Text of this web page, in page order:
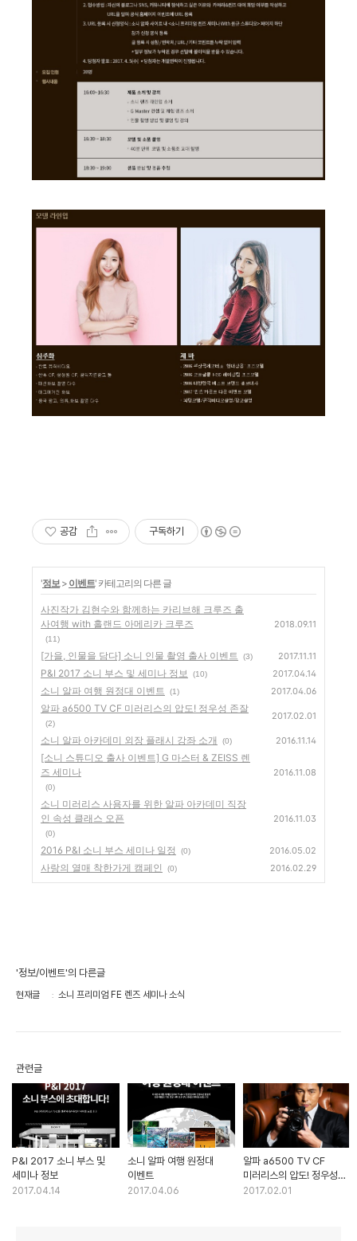
공감 구독하기
'정보> 이벤트' 카테고리의 다른 글
사진작가 김현수와 함께하는 카리브해 크루즈 출
사여행 with 홀랜드 아메리카 크루즈
(11)
2018.09.11
[가을, 인물을 담다] 소니 인물 촬영 출사 이벤트 (3) 2017.11.11
P&I 2017 소니 부스 및 세미나 정보 (10) 2017.04.14
소니 알파 여행 원정대 이벤트 (1) 2017.04.06
알파 a6500 TV CF 미러리스의 압도! 정우성 존잘
(2)
2017.02.01
소니 알파 아카데미 외장 플래시 강좌 소개 (0) 2016.11.14
[소니 스튜디오 출사 이벤트] G 마스터 & ZEISS 렌
즈 세미나
(0)
2016.11.08
소니 미러리스 사용자를 위한 알파 아카데미 직장
인 속성 클래스 오픈
(0)
2016.11.03
2016 P&I 소니 부스 세미나 일정 (0) 2016.05.02
사랑의 열매 착한가게 캠페인 (0) 2016.02.29
'정보/이벤트'의 다른글
현재글 소니 프리미엄 FE 렌즈 세미나 소식
관련글
P&I 2017 소니 부스 및
세미나 정보
2017.04.14
소니 알파 여행 원정대
이벤트
2017.04.06
알파 a6500 TV CF
미러리스의 압도! 정우성
존잘
2017.02.01